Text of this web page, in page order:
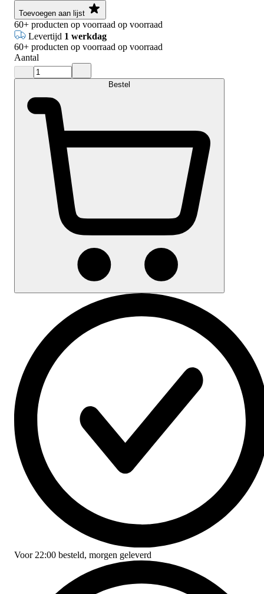
Toevoegen aan lijst
60+ producten op voorraad op voorraad
Levertijd 1 werkdag
60+ producten op voorraad op voorraad
Aantal
Bestel
Voor 22:00 besteld, morgen geleverd